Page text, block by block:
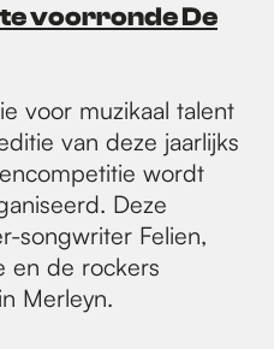
voorronde De
voor muzikaal talent
van deze jaarlijks
wordt
Deze
songwriter Felien,
en de rockers
Merleyn.